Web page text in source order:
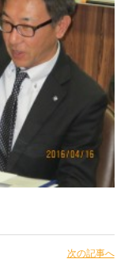
次の記事へ